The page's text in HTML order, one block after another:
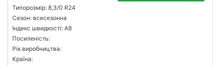
Типорозмір: 8,3/0 R24
Сезон: всесезонна
Індекс швидкості: A8
Посиленість:
Рік виробництва:
Країна: